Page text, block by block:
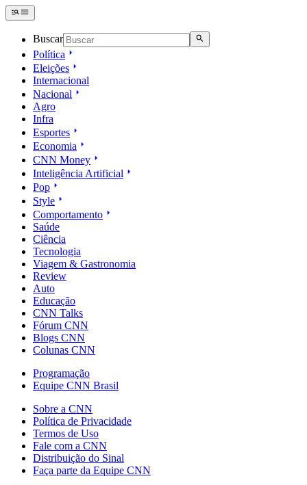
Buscar
Política
Eleições
Internacional
Nacional
Agro
Infra
Esportes
Economia
CNN Money
Inteligência Artificial
Pop
Style
Comportamento
Saúde
Ciência
Tecnologia
Viagem & Gastronomia
Review
Auto
Educação
CNN Talks
Fórum CNN
Blogs CNN
Colunas CNN
Programação
Equipe CNN Brasil
Sobre a CNN
Política de Privacidade
Termos de Uso
Fale com a CNN
Distribuição do Sinal
Faça parte da Equipe CNN